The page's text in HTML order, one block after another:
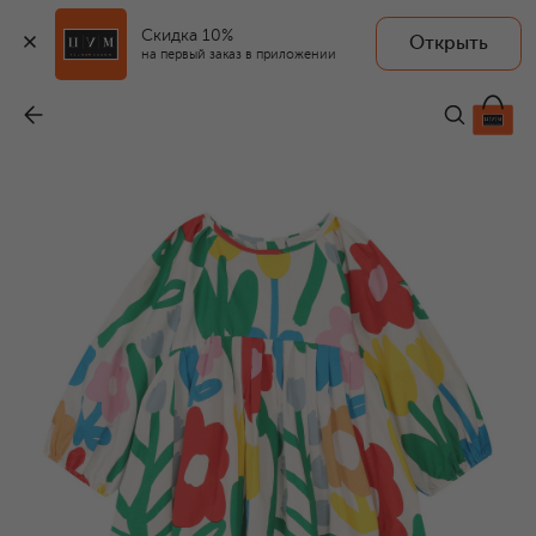
Скидка 10%
на первый заказ в приложении
Открыть
17 250 ₽